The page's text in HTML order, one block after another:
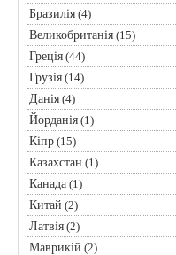
Бразилія(4)
Великобританія(15)
Греція(44)
Грузія(14)
Данія(4)
Йорданія(1)
Кіпр(15)
Казахстан (1)
Канада(1)
Китай (2)
Латвія(2)
Маврикій (2)